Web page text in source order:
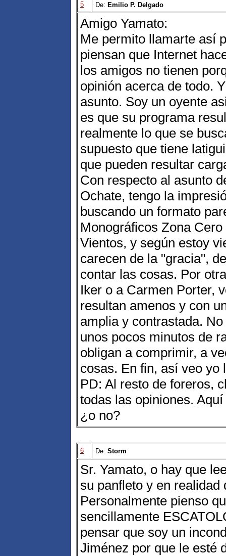
5 De: Emilio P. Delgado
Amigo Yamato:
Me permito llamarte así
piensan que Internet
los amigos no tienen
opinión acerca de todo.
asunto. Soy un oyente
es que su programa
realmente lo que se
supuesto que tiene
que pueden resultar
Con respecto al asunto
Ochate, tengo la
buscando un formato
Monográficos Zona
Vientos, y según estoy
carecen de la "gracia",
contar las cosas. Por
Iker o a Carmen Porter,
resultan amenos y con
amplia y contrastada.
unos pocos minutos de
obligan a comprimir, a
cosas. En fin, así veo yo
PD: Al resto de foreros,
todas las opiniones.
¿o no?
6 De: Storm
Sr. Yamato, o hay que
su panfleto y en
Personalmente pienso
sencillamente
pensar que soy un
Jiménez por que le esté